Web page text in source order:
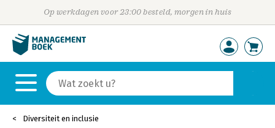
Op werkdagen voor 23:00 besteld, morgen in huis
Diversiteit en inclusie